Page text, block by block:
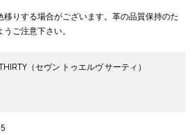
りする場合がございます。革の品質保持のた
ご注意下さい。
（セヴン トゥエルヴ サーティ）